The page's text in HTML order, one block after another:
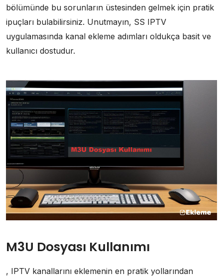
bölümünde bu sorunların üstesinden gelmek için pratik
ipuçları bulabilirsiniz. Unutmayın, SS IPTV
uygulamasında kanal ekleme adımları oldukça basit ve
kullanıcı dostudur.
M3U Dosyası Kullanımı
, IPTV kanallarını eklemenin en pratik yollarından